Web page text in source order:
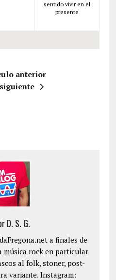
sentido vivir en el
presente
anterior
D. S. G.
a finales de
música rock en particular
al folk, stoner, post-
variante. Instagram: